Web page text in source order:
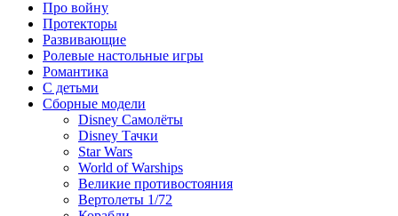
Про войну
Протекторы
Развивающие
Ролевые настольные игры
Романтика
С детьми
Сборные модели
Disney Самолёты
Disney Тачки
Star Wars
World of Warships
Великие противостояния
Вертолеты 1/72